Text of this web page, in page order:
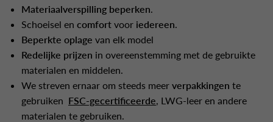
Materiaalverspilling beperken
Schoeisel en comfort voor iedereen
Beperkte oplage van elk model
Redelijke prijzen in overeenstemming met de gebruikte
materialen en middelen.
We streven ernaar om steeds meer verpakkingen te
gebruiken FSC-gecertificeerde , LWG-leer en andere
materialen te gebruiken.